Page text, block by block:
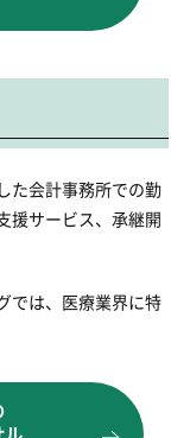
た会計事務所での勤
援サービス、承継開
では、医療業界に特